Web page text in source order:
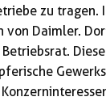
zu tragen.
von Daimler.